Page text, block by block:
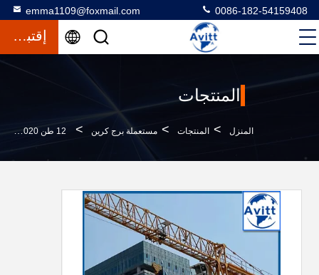
emma1109@foxmail.com 0086-182-54159408
إقتباس
المنتجات
المنزل > المنتجات > مستعملة برج كرين > 12 طن QTZ250 7020 رافعة برج مستعملة مع L68B أقسام الصدر مصنوعة في عام 2019